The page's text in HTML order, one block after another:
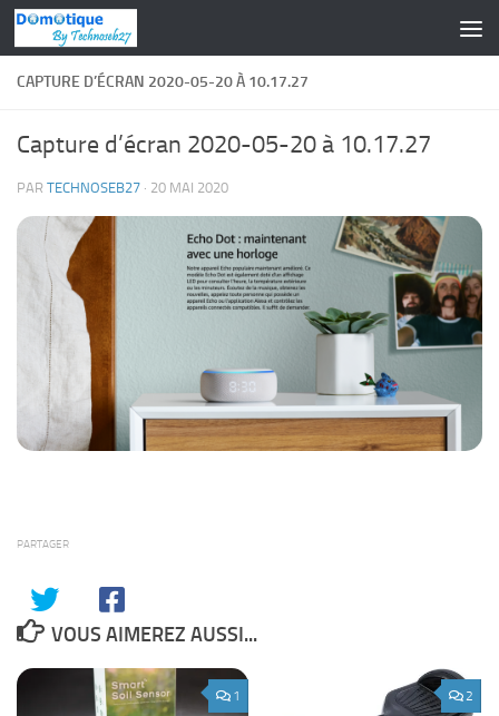
Skip to content
CAPTURE D’ÉCRAN 2020-05-20 À 10.17.27
Capture d’écran 2020-05-20 à 10.17.27
PAR TECHNOSEB27 · 20 MAI 2020
PARTAGER
VOUS AIMEREZ AUSSI...
1 2